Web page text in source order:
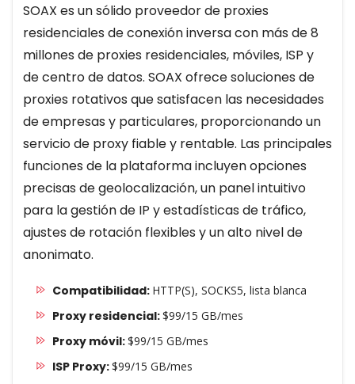
SOAX es un sólido proveedor de proxies
residenciales de conexión inversa con más de 8
millones de proxies residenciales, móviles, ISP y
de centro de datos. SOAX ofrece soluciones de
proxies rotativos que satisfacen las necesidades
de empresas y particulares, proporcionando un
servicio de proxy fiable y rentable. Las principales
funciones de la plataforma incluyen opciones
precisas de geolocalización, un panel intuitivo
para la gestión de IP y estadísticas de tráfico,
ajustes de rotación flexibles y un alto nivel de
anonimato.
Compatibilidad: HTTP(S), SOCKS5, lista blanca
Proxy residencial:$99/15 GB/mes
Proxy móvil:$99/15 GB/mes
ISP Proxy:$99/15 GB/mes